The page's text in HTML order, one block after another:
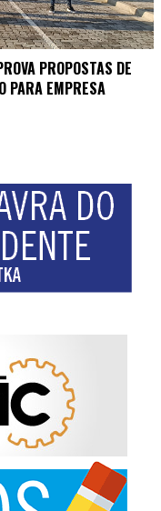
PROPOSTAS DE
PARA EMPRESA